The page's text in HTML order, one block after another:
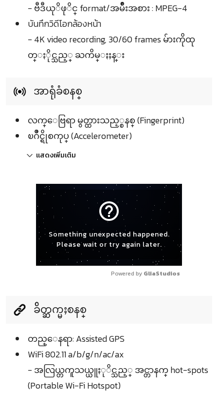
- ဗီဒီယုိဖုိင္ format/အမ်ဳိးအစား : MPEG-4
บันทึกวิดีโอกล้องหน้า
- 4K video recording, 30/60 frames မ်ားကိုထု
တ္ႏိုင္သည့္ ႀကိမ္ႏႈန္း
အာရုံခံစနစ္
လက္ေဗြရာ မွတ္ထားသည့္စနစ္ (Fingerprint)
ၿဂိဳင္ရိုစကုပ္ (Accelerometer)
แสดงเพิ่มเติม
help_outline
Something unexpected happened.
Please wait or try again later.
Powered by GliaStudios
ခ်ိတ္ဆက္မႈစနစ္
တည္ေနရာ: Assisted GPS
WiFi 802.11 a/b/g/n/ac/ax
- အလြယ္တကူသယ္ယူႏုိင္သည့္ အင္တာနက္ hot-spots
(Portable Wi-Fi Hotspot)